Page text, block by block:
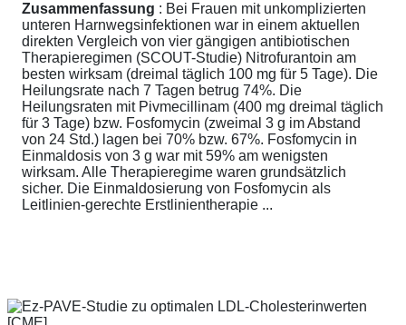
Zusammenfassung : Bei Frauen mit unkomplizierten
unteren Harnwegsinfektionen war in einem aktuellen
direkten Vergleich von vier gängigen antibiotischen
Therapieregimen (SCOUT-Studie) Nitrofurantoin am
besten wirksam (dreimal täglich 100 mg für 5 Tage). Die
Heilungsrate nach 7 Tagen betrug 74%. Die
Heilungsraten mit Pivmecillinam (400 mg dreimal täglich
für 3 Tage) bzw. Fosfomycin (zweimal 3 g im Abstand
von 24 Std.) lagen bei 70% bzw. 67%. Fosfomycin in
Einmaldosis von 3 g war mit 59% am wenigsten
wirksam. Alle Therapieregime waren grundsätzlich
sicher. Die Einmaldosierung von Fosfomycin als
Leitlinien-gerechte Erstlinientherapie ...